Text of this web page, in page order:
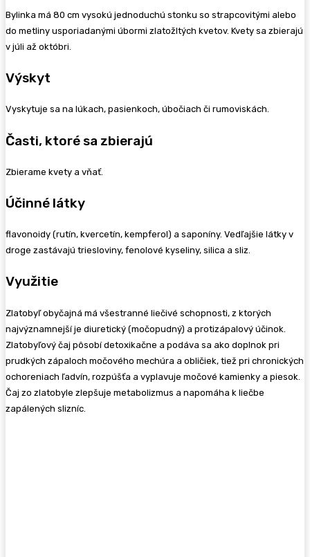
Bylinka má 80 cm vysokú jednoduchú stonku so strapcovitými alebo
do metliny usporiadanými úbormi zlatožltých kvetov. Kvety sa zbierajú
v júli až októbri.
Výskyt
Vyskytuje sa na lúkach, pasienkoch, úbočiach či rumoviskách.
Časti, ktoré sa zbierajú
Zbierame kvety a vňať.
Účinné látky
flavonoidy (rutín, kvercetín, kempferol) a saponíny. Vedľajšie látky v
droge zastávajú triesloviny, fenolové kyseliny, silica a sliz.
Využitie
Zlatobyľ obyčajná má všestranné liečivé schopnosti, z ktorých
najvýznamnejší je diuretický (močopudný) a protizápalový účinok.
Zlatobyľový čaj pôsobí detoxikačne a podáva sa ako doplnok pri
prudkých zápaloch močového mechúra a obličiek, tiež pri chronických
ochoreniach ľadvín, rozpúšťa a vyplavuje močové kamienky a piesok.
Čaj zo zlatobyle zlepšuje metabolizmus a napomáha k liečbe
zapálených slizníc.